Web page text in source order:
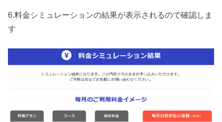
6.料金シミュレーションの結果が表示されるので確認しま
す